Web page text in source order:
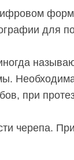
для
при
черепа.